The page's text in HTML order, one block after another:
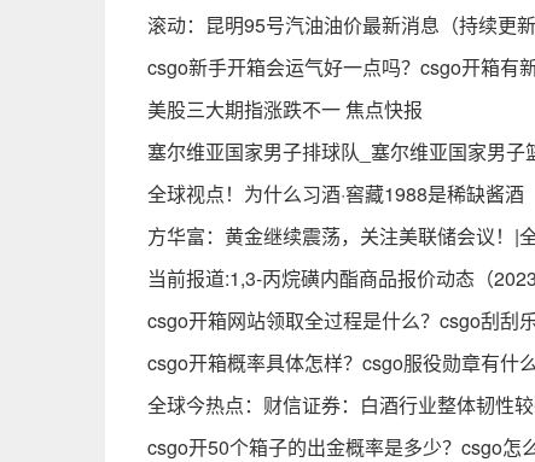
滚动：昆明95号汽油油价最新消息（持续更新
csgo新手开箱会运气好一点吗？csgo开箱有
美股三大期指涨跌不一 焦点快报
塞尔维亚国家男子排球队_塞尔维亚国家男子
全球视点！为什么习酒·窖藏1988是稀缺酱酒
方华富：黄金继续震荡，关注美联储会议！|
当前报道:1,3-丙烷磺内酯商品报价动态（
csgo开箱网站领取全过程是什么？csgo刮刮
csgo开箱概率具体怎样？csgo服役勋章有什
全球今热点：财信证券：白酒行业整体韧性
csgo开50个箱子的出金概率是多少？csgo怎